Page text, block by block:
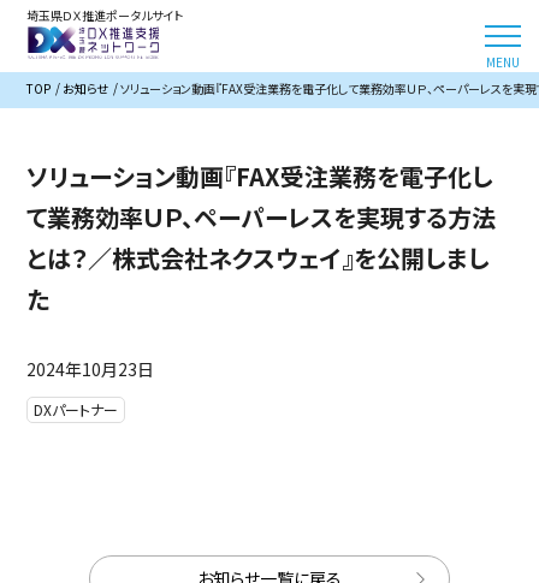
埼玉県ＤＸ推進ポータルサイト
TOP お知らせ ソリューション動画『FAX受注業務を電子化して業務効率ＵＰ、ペーパーレスを実
ソリューション動画『FAX受注業務を電子化し
て業務効率ＵＰ、ペーパーレスを実現する方法
とは？／株式会社ネクスウェイ』を公開しまし
た
2024年10月23日
DXパートナー
お知らせ一覧に戻る